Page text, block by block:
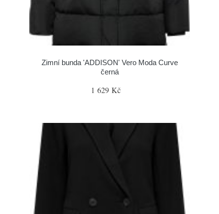
Zimní bunda 'ADDISON' Vero Moda Curve
černá
1 629 Kč